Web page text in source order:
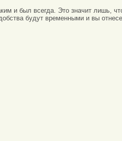
и был всегда. Это значит лишь,
будут временными и вы